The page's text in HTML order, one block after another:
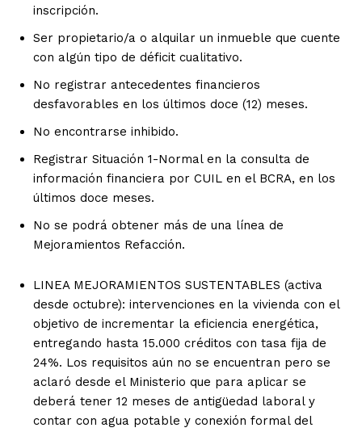
inscripción.
Ser propietario/a o alquilar un inmueble que cuente
con algún tipo de déficit cualitativo.
No registrar antecedentes financieros
desfavorables en los últimos doce (12) meses.
No encontrarse inhibido.
Registrar Situación 1-Normal en la consulta de
información financiera por CUIL en el BCRA, en los
últimos doce meses.
No se podrá obtener más de una línea de
Mejoramientos Refacción.
LINEA MEJORAMIENTOS SUSTENTABLES (activa
desde octubre): intervenciones en la vivienda con el
objetivo de incrementar la eficiencia energética,
entregando hasta 15.000 créditos con tasa fija de
24%. Los requisitos aún no se encuentran pero se
aclaró desde el Ministerio que para aplicar se
deberá tener 12 meses de antigüedad laboral y
contar con agua potable y conexión formal del